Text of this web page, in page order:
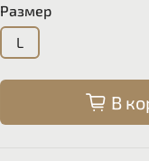
Размер
L
В